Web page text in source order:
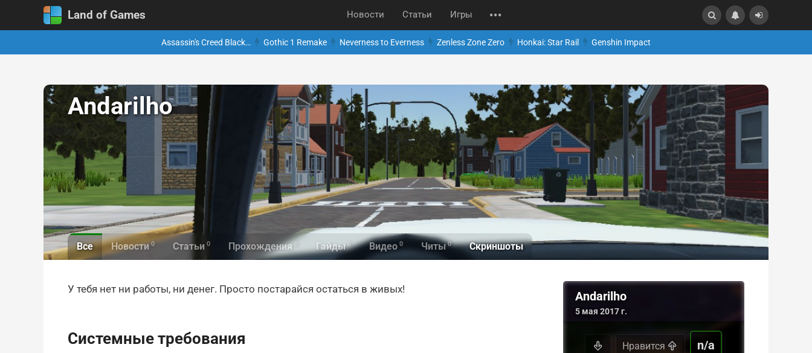
Land of Games Новости Статьи Игры
Assassin's Creed Black… Gothic 1 Remake Neverness to Everness Zenless Zone Zero Honkai: Star Rail Genshin Impact
Andarilho
Все Новости 0 Статьи 0 Прохождения 0 Гайды 0 Видео 0 Читы 0 Скриншоты
У тебя нет ни работы, ни денег. Просто постарайся остаться в живых!
Системные требования
Andarilho
5 мая 2017 г.
Нравится n/a